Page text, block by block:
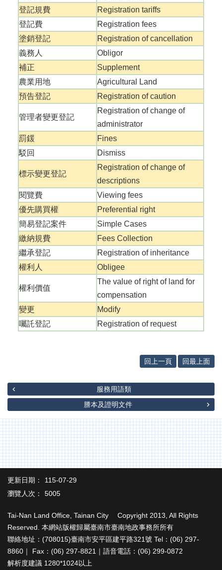
登記規費
Registration tariffs
登記費
Registration fees
塗銷登記
Registration of cancellation
義務人
Obligor
補正
Supplement
農業用地
Agricultural Land
預告登記
Registration of caution
管理者變更登記
Registration of change of
administrator
罰鍰
Fines
駁回
Dismiss
標示變更登記
Registration of change of
descriptions
閱覽費
Viewing fees
優先購買權
Preferential right
簡易登記案件
Simple Cases
繳納規費
Fees Collection
繼承登記
Registration of inheritance
權利人
Obligee
權利價值
The value of right of land for
compensation
變更
Modify
囑託登記
Registration of request
回上一頁 回最上面
服務用語類
謄本及證明文件
更新日期：
115-07-29
瀏覽人次：
5005
Tai-Nan Land Office, Tainan City Copyright 2013, All Rights
Reserved. 本網站版權歸屬臺南市臺南地政事務所所有
聯絡地址：(708015)臺南市安平區建平路321號 Tel：(06) 297-
8860｜ Fax：(06) 297-8821｜語音電話：(06) 299-0872
解析度建議 1280*1024以上